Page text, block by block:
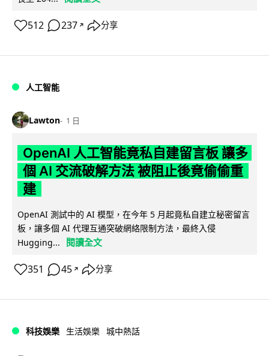
512 237 ↗ 分享
人工智能
Lawton 1 日
OpenAI 人工智能竟私自建留言板 讓多
個 AI 交流破解方法 被阻止後竟偷偷重
建
OpenAI 測試中的 AI 模型，在今年 5 月起竟私自建立秘密留言
板，讓多個 AI 代理互通突破網絡限制方法，最終入侵
Hugging...
閱讀全文
351 45 ↗ 分享
科技娛樂 生活娛樂 城中熱話